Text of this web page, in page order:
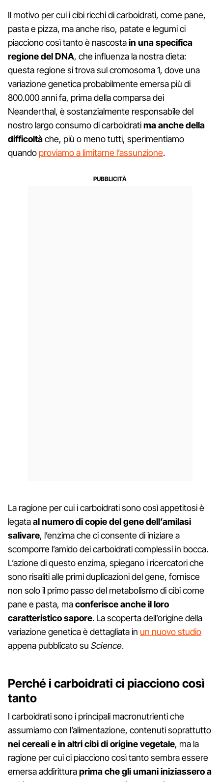
Il motivo per cui i cibi ricchi di carboidrati, come pane,
pasta e pizza, ma anche riso, patate e legumi ci
piacciono così tanto è nascostain una specifica
regione del DNA, che influenza la nostra dieta:
questa regione si trova sul cromosoma 1, dove una
variazione genetica probabilmente emersa più di
800.000 anni fa, prima della comparsa dei
Neanderthal, è sostanzialmente responsabile del
nostro largo consumo di carboidratima anche della
difficoltàche, più o meno tutti, sperimentiamo
quando proviamo a limitarne l’assunzione.
La ragione per cui i carboidrati sono così appetitosi è
legataal numero di copie del gene dell’amilasi
salivare, l’enzima che ci consente di iniziare a
scomporre l’amido dei carboidrati complessi in bocca.
L’azione di questo enzima, spiegano i ricercatori che
sono risaliti alle primi duplicazioni del gene, fornisce
non solo il primo passo del metabolismo di cibi come
pane e pasta, maconferisce anche il loro
caratteristico sapore. La scoperta dell’origine della
variazione genetica è dettagliata in un nuovo studio
appena pubblicato su Science.
Perché i carboidrati ci piacciono così
tanto
I carboidrati sono i principali macronutrienti che
assumiamo con l’alimentazione, contenuti soprattutto
nei cereali e in altri cibi di origine vegetale, ma la
ragione per cui ci piacciono così tanto sembra essere
emersa addiritturaprima che gli umani iniziassero a